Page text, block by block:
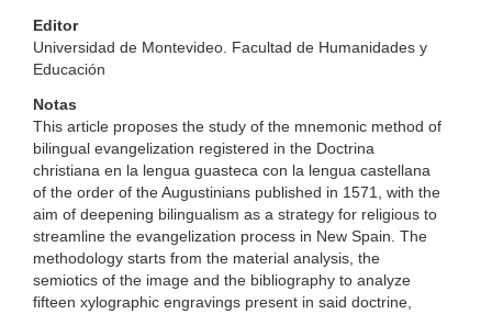
Editor
Universidad de Montevideo. Facultad de Humanidades y
Educación
Notas
This article proposes the study of the mnemonic method of
bilingual evangelization registered in the Doctrina
christiana en la lengua guasteca con la lengua castellana
of the order of the Augustinians published in 1571, with the
aim of deepening bilingualism as a strategy for religious to
streamline the evangelization process in New Spain. The
methodology starts from the material analysis, the
semiotics of the image and the bibliography to analyze
fifteen xylographic engravings present in said doctrine,